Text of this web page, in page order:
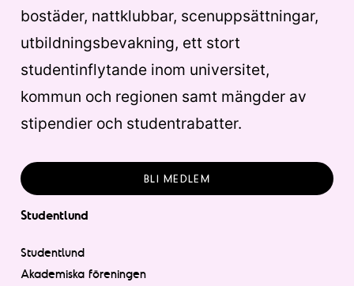
bostäder, nattklubbar, scenuppsättningar,
utbildningsbevakning, ett stort
studentinflytande inom universitet,
kommun och regionen samt mängder av
stipendier och studentrabatter.
BLI MEDLEM
Studentlund
Studentlund
Akademiska föreningen